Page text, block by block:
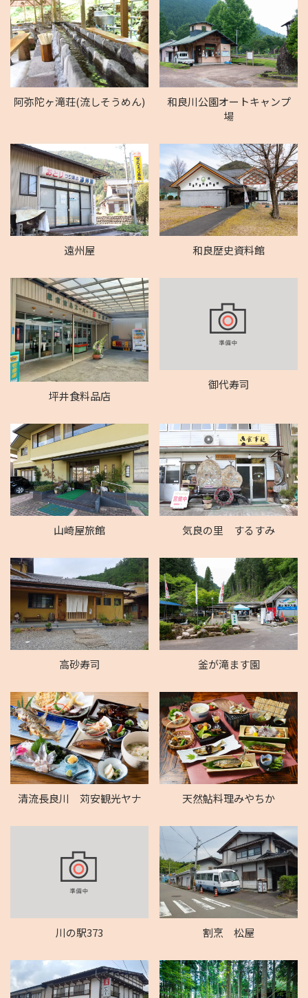
阿弥陀ヶ滝荘(流しそうめん)
和良川公園オートキャンプ
場
遠州屋 和良歴史資料館
坪井食料品店
御代寿司
山崎屋旅館 気良の里 するすみ
高砂寿司 釜が滝ます園
清流長良川 苅安観光ヤナ 天然鮎料理みやちか
川の駅373 割烹 松屋